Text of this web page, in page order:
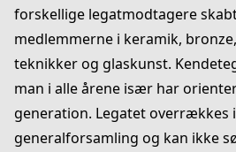
forskellige legatmodtagere
medlemmerne i keramik,
teknikker og glaskunst.
man i alle årene især har
generation. Legatet
generalforsamling og kan ikke